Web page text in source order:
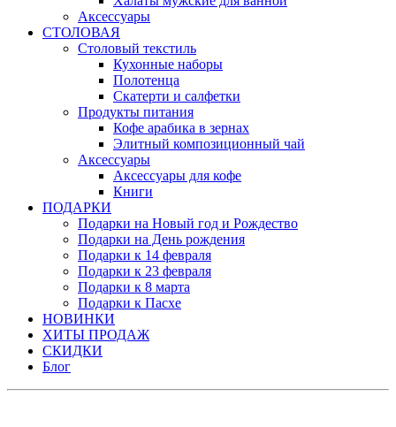
Аксессуары
СТОЛОВАЯ
Столовый текстиль
Кухонные наборы
Полотенца
Скатерти и салфетки
Продукты питания
Кофе арабика в зернах
Элитный композиционный чай
Аксессуары
Аксессуары для кофе
Книги
ПОДАРКИ
Подарки на Новый год и Рождество
Подарки на День рождения
Подарки к 14 февраля
Подарки к 23 февраля
Подарки к 8 марта
Подарки к Пасхе
НОВИНКИ
ХИТЫ ПРОДАЖ
СКИДКИ
Блог